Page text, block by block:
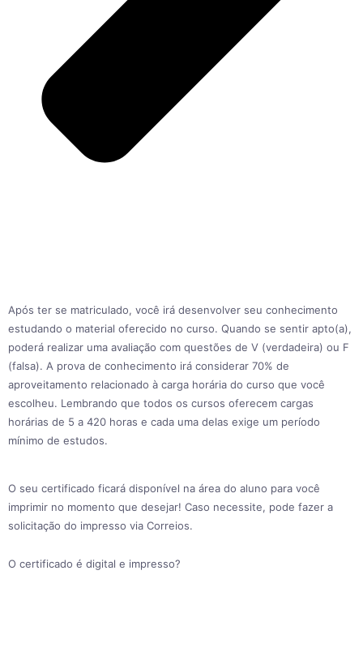
Após ter se matriculado, você irá desenvolver seu conhecimento
estudando o material oferecido no curso. Quando se sentir apto(a),
poderá realizar uma avaliação com questões de V (verdadeira) ou F
(falsa). A prova de conhecimento irá considerar 70% de
aproveitamento relacionado à carga horária do curso que você
escolheu. Lembrando que todos os cursos oferecem cargas
horárias de 5 a 420 horas e cada uma delas exige um período
mínimo de estudos.
O seu certificado ficará disponível na área do aluno para você
imprimir no momento que desejar! Caso necessite, pode fazer a
solicitação do impresso via Correios.
O certificado é digital e impresso?